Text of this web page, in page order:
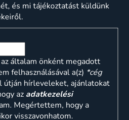
és mi tájékoztatást küldünk
általam önként megadott
felhasználásával a(z) *cég
útján hírleveleket, ajánlatokat
az adatkezelési
Megértettem, hogy a
visszavonhatom.